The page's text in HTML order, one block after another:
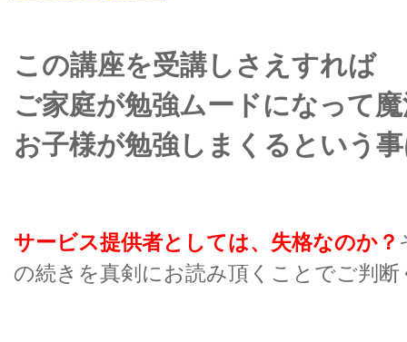
この講座を受講しさえすれば
ご家庭が勉強ムードになって
お子様が勉強しまくるという
サービス提供者としては、失格なのか？
の続きを真剣にお読み頂くことでご判